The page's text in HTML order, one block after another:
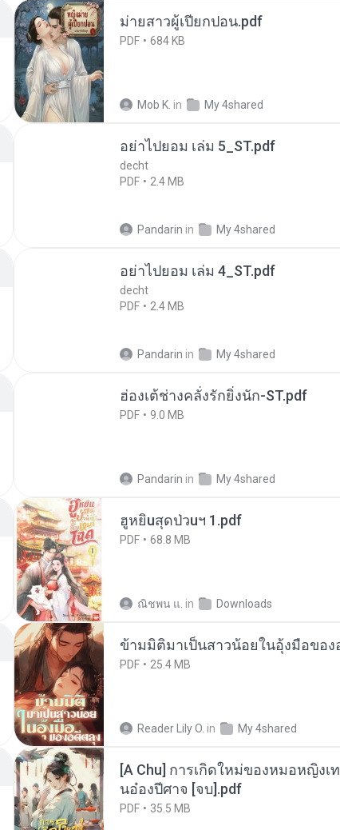
ม่ายสาวผู้เปียกปอน.pdf
PDF 684 KB
Mob K. in My 4shared
อย่าไปยอม เล่ม 5_ST.pdf
decht
PDF
2.4 MB
Pandarin in My 4shared
อย่าไปยอม เล่ม 4_ST.pdf
decht
PDF
2.4 MB
Pandarin in My 4shared
ฮ่องเต้ช่างคลั่งรักยิ่งนัก-ST.pdf
PDF 9.0 MB
Pandarin in My 4shared
ฮูหยิuสุดป่วuฯ 1.pdf
PDF 68.8 MB
ณิชพน แ. in Downloads
ข้ามมิติมาเป็นสาวน้อยในอุ้งมือของ
PDF 25.4 MB
Reader Lily O. in My 4shared
[A Chu] การเกิดใหม่ของหมอหญิงเ
นอ๋องปีศาจ [จบ].pdf
PDF 35.5 MB